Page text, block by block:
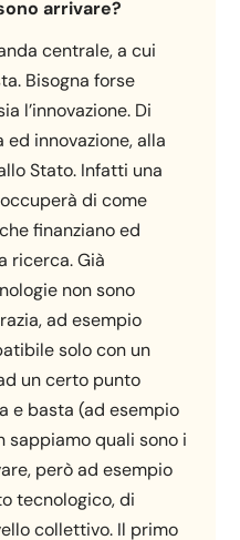
arrivare?
centrale, a cui
Bisogna forse
l’innovazione. Di
innovazione, alla
Stato. Infatti una
di come
finanziano ed
ricerca. Già
non sono
ad esempio
solo con un
un certo punto
e basta (ad esempio
sappiamo quali sono i
però ad esempio
tecnologico, di
collettivo. Il primo